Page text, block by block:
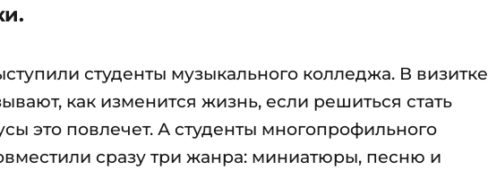
студенты музыкального колледжа. В визитке
как изменится жизнь, если решиться стать
это повлечет. А студенты многопрофильного
сразу три жанра: миниатюры, песню и